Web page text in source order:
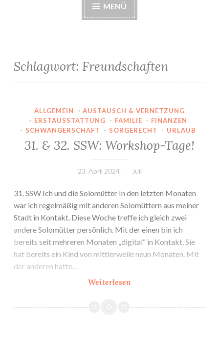
MENÜ
Schlagwort: Freundschaften
ALLGEMEIN · AUSTAUSCH & VERNETZUNG
· ERSTAUSSTATTUNG · FAMILIE · FINANZEN
· SCHWANGERSCHAFT · SORGERECHT · URLAUB
31. & 32. SSW: Workshop-Tage!
23. April 2024 Juli
31. SSW Ich und die Solomütter In den letzten Monaten
war ich regelmäßig mit anderen Solomüttern aus meiner
Stadt in Kontakt. Diese Woche treffe ich gleich zwei
andere Solomütter persönlich. Mit der einen bin ich
bereits seit mehreren Monaten „digital“ in Kontakt. Sie
hat bereits ein Kind von mittlerweile neun Monaten. Mit
der anderen hatte…
Weiterlesen31.
32.